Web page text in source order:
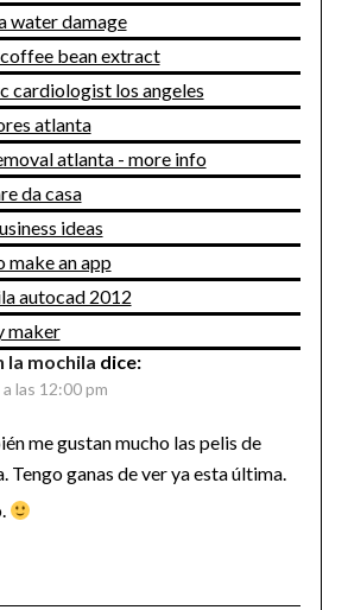
water damage
bean extract
cardiologist los angeles
atlanta
atlanta - more info
da casa
ideas
make an app
autocad 2012
maker
la mochila dice:
las 12:00 pm
me gustan mucho las pelis de
Tengo ganas de ver ya esta última.